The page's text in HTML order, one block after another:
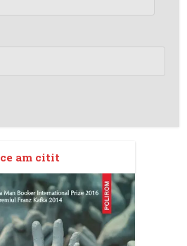
ce am citit